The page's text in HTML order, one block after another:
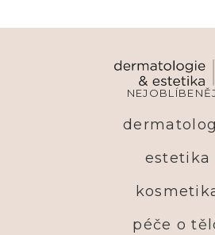
estetika
péče o